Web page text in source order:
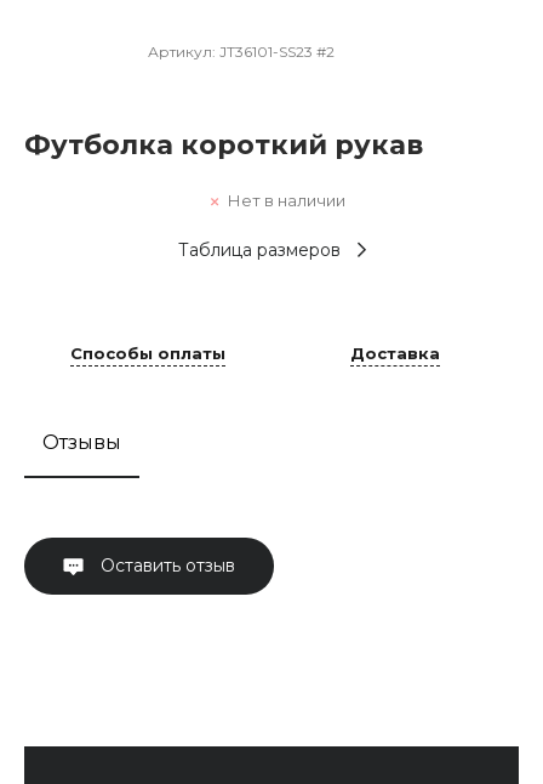
Артикул: JT36101-SS23 #2
Футболка короткий рукав
Нет в наличии
Таблица размеров
Способы оплаты Доставка
Отзывы
Оставить отзыв